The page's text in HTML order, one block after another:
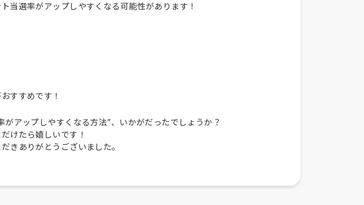
当選率がアップしやすくなる可能性があります！
すすめです！
がアップしやすくなる方法”、いかがだったでしょうか？
けたら嬉しいです！
きありがとうございました。